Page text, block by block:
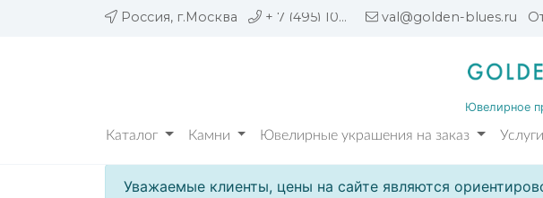
Россия, г.Москва + 7 (495) 109 05 72 val@golden-blues.ru
Ювелирное
Каталог Камни Ювелирные украшения на заказ Услуги
Уважаемые клиенты, цены на сайте являются